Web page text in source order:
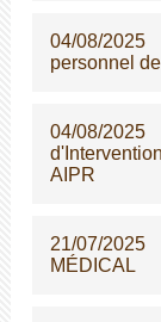
04/08/2025
personnel
04/08/2025
AIPR
21/07/2025
MÉDICAL